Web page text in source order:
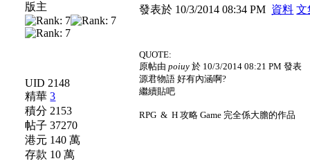
版主
UID 2148
精華3
積分 2153
帖子 37270
港元 140 萬
存款 10 萬
發表於 10/3/2014 08:34 PM 資料 文
QUOTE:
原帖由poiuy 於 10/3/2014 08:21 PM 發表
源君物語 好有內涵啊?
繼續貼吧
RPG & H 攻略 Game 完全係大膽的作品